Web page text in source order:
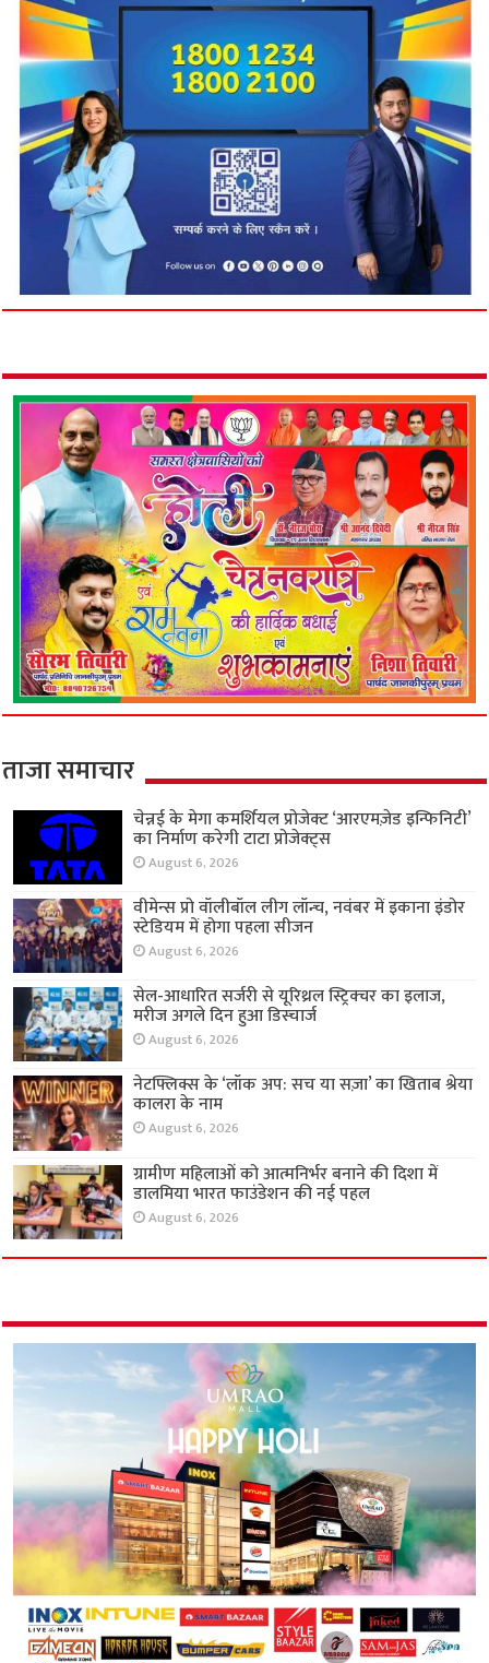
ताजा समाचार
चेन्नई के मेगा कमर्शियल प्रोजेक्ट ‘आरएमज़ेड इन्फिनिटी’
का निर्माण करेगी टाटा प्रोजेक्ट्स
August 6, 2026
वीमेन्स प्रो वॉलीबॉल लीग लॉन्च, नवंबर में इकाना इंडोर
स्टेडियम में होगा पहला सीजन
August 6, 2026
सेल-आधारित सर्जरी से यूरिथ्रल स्ट्रिक्चर का इलाज,
मरीज अगले दिन हुआ डिस्चार्ज
August 6, 2026
नेटफ्लिक्स के ‘लॉक अप: सच या सज़ा’ का खिताब श्रेया
कालरा के नाम
August 6, 2026
ग्रामीण महिलाओं को आत्मनिर्भर बनाने की दिशा में
डालमिया भारत फाउंडेशन की नई पहल
August 6, 2026